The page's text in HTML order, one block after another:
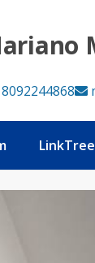
LinkTree
Sur, 4